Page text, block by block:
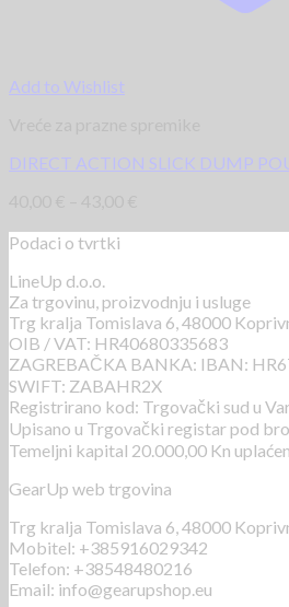
Add to Wishlist
DIRECT ACTION SLICK DUMP
Podaci o tvrtki
LineUp d.o.o.
Za trgovinu, proizvodnju i usluge
Trg kralja Tomislava 6, 48000
OIB / VAT: HR40680335683
ZAGREBAČKA BANKA: IBAN:
SWIFT: ZABAHR2X
Registrirano kod: Trgovački sud u
Upisano u Trgovački registar pod
Temeljni kapital 20.000,00 Kn
GearUp web trgovina
Trg kralja Tomislava 6, 48000
Mobitel: +385916029342
Telefon: +38548480216
Email: info@gearupshop.eu